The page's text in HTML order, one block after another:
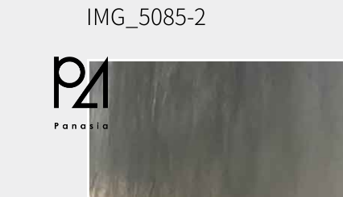
IMG_5085-2